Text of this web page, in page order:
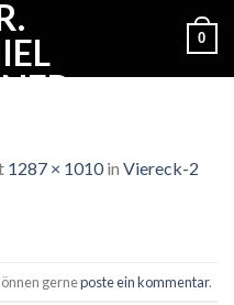
0
1287 × 1010in Viereck-2
gerneposte ein kommentar.